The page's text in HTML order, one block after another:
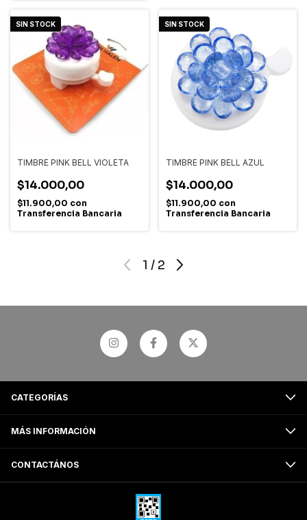
SIN STOCK
TIMBRE PINK BELL VIOLETA
$14.000,00
$11.900,00 con
Transferencia Bancaria
SIN STOCK
TIMBRE PINK BELL AZUL
$14.000,00
$11.900,00 con
Transferencia Bancaria
1 / 2
CATEGORÍAS
MÁS INFORMACIÓN
CONTACTÁNOS